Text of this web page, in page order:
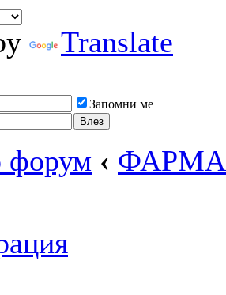
Translate
Запомни ме
форум ‹